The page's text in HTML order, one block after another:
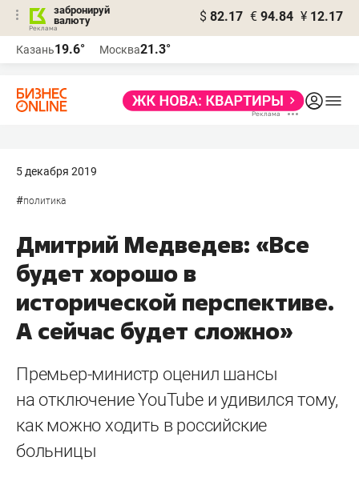
забронируй
валюту
$ 82.17 € 94.84 ¥ 12.17
Казань19.6° Москва21.3°
5 декабря 2019
#политика
Дмитрий Медведев: «Все
будет хорошо в
исторической перспективе.
А сейчас будет сложно»
Премьер-министр оценил шансы
на отключение YouTube и удивился тому,
как можно ходить в российские
больницы